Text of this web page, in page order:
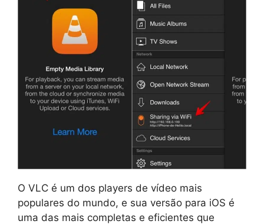
O VLC é um dos players de vídeo mais
populares do mundo, e sua versão para iOS é
uma das mais completas e eficientes que